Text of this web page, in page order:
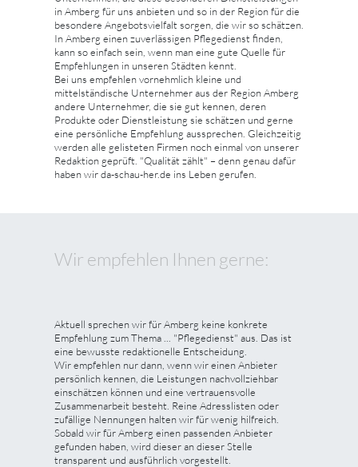
in Amberg für uns anbieten und so in der Region für die
besondere Angebotsvielfalt sorgen, die wir so schätzen.
In Amberg einen zuverlässigen Pflegedienst finden,
kann so einfach sein, wenn man eine gute Quelle für
Empfehlungen in unseren Städten kennt.
Bei uns empfehlen vornehmlich kleine und
mittelständische Unternehmer aus der Region Amberg
andere Unternehmer, die sie gut kennen, deren
Produkte oder Dienstleistung sie schätzen und gerne
eine persönliche Empfehlung aussprechen. Gleichzeitig
werden alle gelisteten Firmen noch einmal von unserer
Redaktion geprüft. "Qualität zählt" – denn genau dafür
haben wir da-schau-her.de ins Leben gerufen.
Wir empfehlen Ihnen gerne:
Aktuell sprechen wir für Amberg keine konkrete
Empfehlung zum Thema ... "Pflegedienst" aus. Das ist
eine bewusste redaktionelle Entscheidung.
Wir empfehlen nur dann, wenn wir einen Anbieter
persönlich kennen, die Leistungen nachvollziehbar
einschätzen können und eine vertrauensvolle
Zusammenarbeit besteht. Reine Adresslisten oder
zufällige Nennungen halten wir für wenig hilfreich.
Sobald wir für Amberg einen passenden Anbieter
gefunden haben, wird dieser an dieser Stelle
transparent und ausführlich vorgestellt.